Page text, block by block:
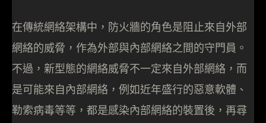
在傳統網絡架構中，防火牆的角色是阻止來自外部
網絡的威脅，作為外部與內部網絡之間的守門員。
不過，新型態的網絡威脅不一定來自外部網絡，而
是可能來自內部網絡，例如近年盛行的惡意軟體、
勒索病毒等等，都是感染內部網絡的裝置後，再尋